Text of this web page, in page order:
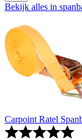
Bekijk alles in
Carpoint Ratel